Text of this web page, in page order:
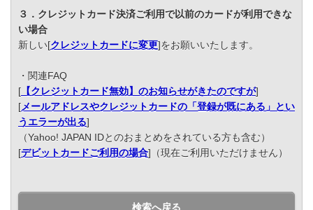
３．クレジットカード決済ご利用で以前のカードが利用できな
い場合
新しい[クレジットカードに変更]をお願いいたします。
・関連FAQ
[ 【クレジットカード無効】のお知らせがきたのですが]
[メールアドレスやクレジットカードの「登録が既にある」とい
うエラーが出る]
（Yahoo! JAPAN IDとのおまとめをされている方も含む）
[デビットカードご利用の場合]（現在ご利用いただけません）
検索へ戻る